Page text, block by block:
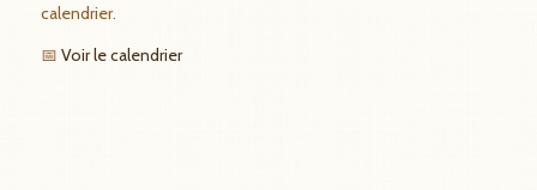
calendrier.
📅 Voir le calendrier